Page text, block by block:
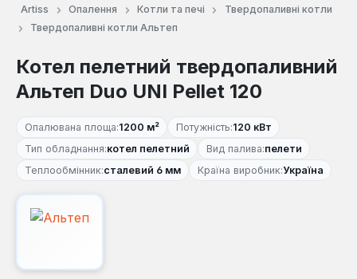
Artiss Опалення Котли та печі
Твердопаливні котли
Твердопаливні котли Альтеп
Котел пелетний твердопаливний
Альтеп Duo UNI Pellet 120
Опалювана площа:1200 м² Потужність:120 кВт
Тип обладнання:котел пелетний Вид палива:пелети
Теплообмінник:сталевий 6 мм Країна виробник:Україна